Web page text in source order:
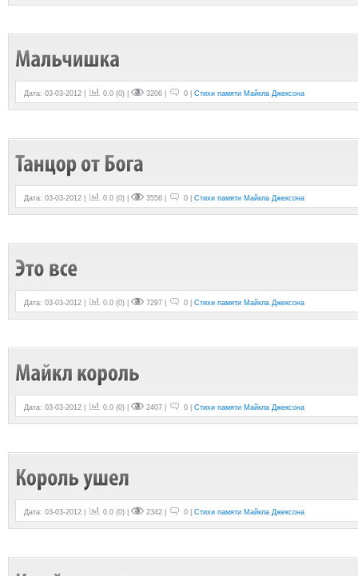
Дата: 03-03-2012 | 0.0 (0) | 3206 | 0 | Стихи памяти Майкла Джексона
Дата: 03-03-2012 | 0.0 (0) | 3556 | 0 | Стихи памяти Майкла Джексона
Дата: 03-03-2012 | 0.0 (0) | 7297 | 0 | Стихи памяти Майкла Джексона
Дата: 03-03-2012 | 0.0 (0) | 2407 | 0 | Стихи памяти Майкла Джексона
Дата: 03-03-2012 | 0.0 (0) | 2342 | 0 | Стихи памяти Майкла Джексона